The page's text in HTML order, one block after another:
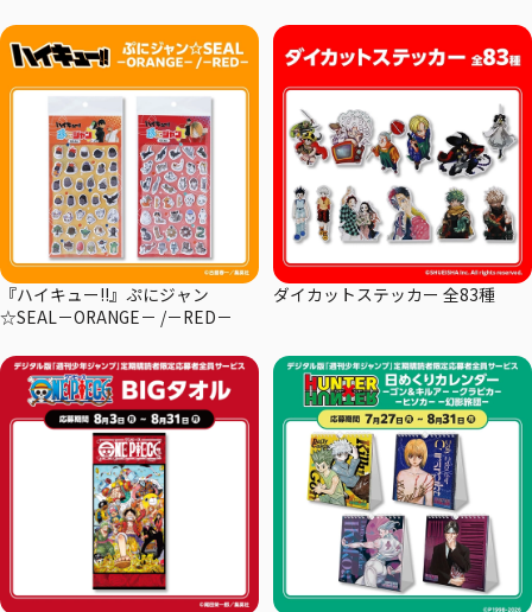
『ハイキュー!!』ぷにジャン
☆SEAL－ORANGE－ /－RED－
ダイカットステッカー 全83種